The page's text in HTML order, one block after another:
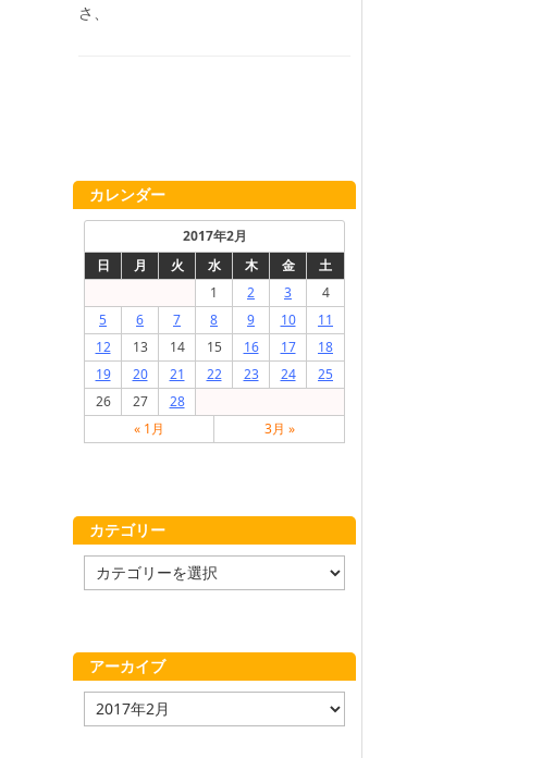
さ、
カレンダー
2017年2月
日
月 火 水 木 金
土
1
2 3
4
5
6 7 8 9 10
11
12
13 14 15 16 17
18
19
20 21 22 23 24
25
26
27
28
« 1月
3月 »
カテゴリー
テ
ー
アーカイブ
ア
ー